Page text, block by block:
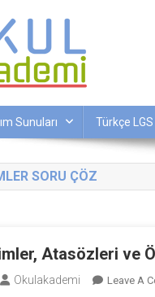
Sunuları
Türkçe
SORU ÇÖZ
Atasözleri ve
Okulakademi Leave A